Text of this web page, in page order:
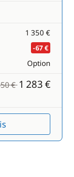
1 350 €
-67 €
Option
€1 283 €